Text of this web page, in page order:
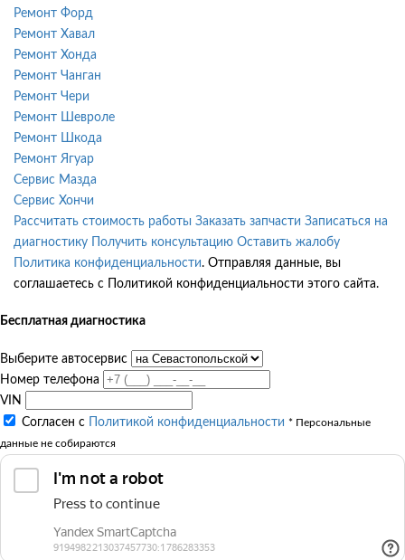
Ремонт Форд
Ремонт Хавал
Ремонт Хонда
Ремонт Чанган
Ремонт Чери
Ремонт Шевроле
Ремонт Шкода
Ремонт Ягуар
Сервис Мазда
Сервис Хончи
Рассчитать стоимость работы Заказать запчасти Записаться на
диагностику
Получить консультацию Оставить жалобу
Политика конфиденциальности. Отправляя данные, вы
соглашаетесь с Политикой конфиденциальности этого сайта.
Бесплатная диагностика
Выберите автосервис
Номер телефона
VIN
Согласен с
Политикой конфиденциальности * Персональные
данные не собираются